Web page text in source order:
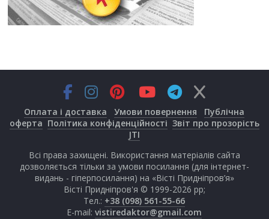
Оплата і доставка Умови повернення
Публічна
оферта Політика конфіденційності Звіт про прозорість
JTI
Всі права захищені. Використання матеріалів сайта
дозволяється тільки за умови посилання (для інтернет-
видань - гіперпосилання) на «Вісті Придніпров’я»
Вісті Придніпров'я © 1999-2026 рр;
Тел.: +38 (098) 561-55-66
E-mail: vistiredaktor@gmail.com